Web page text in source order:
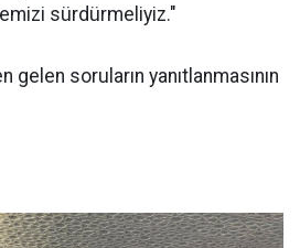
sürdürmeliyiz."
gelen soruların yanıtlanmasının